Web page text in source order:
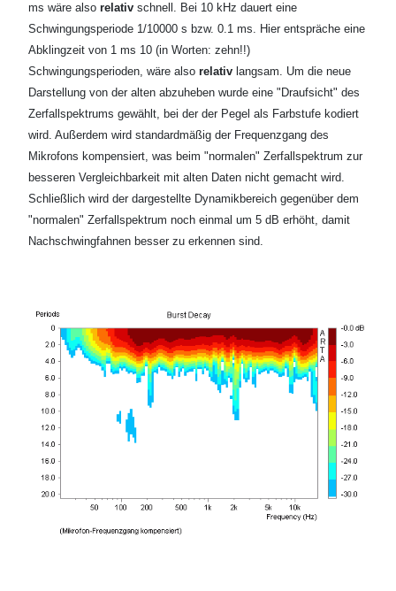
ms wäre also relativ schnell. Bei 10 kHz dauert eine
Schwingungsperiode 1/10000 s bzw. 0.1 ms. Hier entspräche eine
Abklingzeit von 1 ms 10 (in Worten: zehn!!)
Schwingungsperioden, wäre also relativ langsam. Um die neue
Darstellung von der alten abzuheben wurde eine "Draufsicht" des
Zerfallspektrums gewählt, bei der der Pegel als Farbstufe kodiert
wird. Außerdem wird standardmäßig der Frequenzgang des
Mikrofons kompensiert, was beim "normalen" Zerfallspektrum zur
besseren Vergleichbarkeit mit alten Daten nicht gemacht wird.
Schließlich wird der dargestellte Dynamikbereich gegenüber dem
"normalen" Zerfallspektrum noch einmal um 5 dB erhöht, damit
Nachschwingfahnen besser zu erkennen sind.